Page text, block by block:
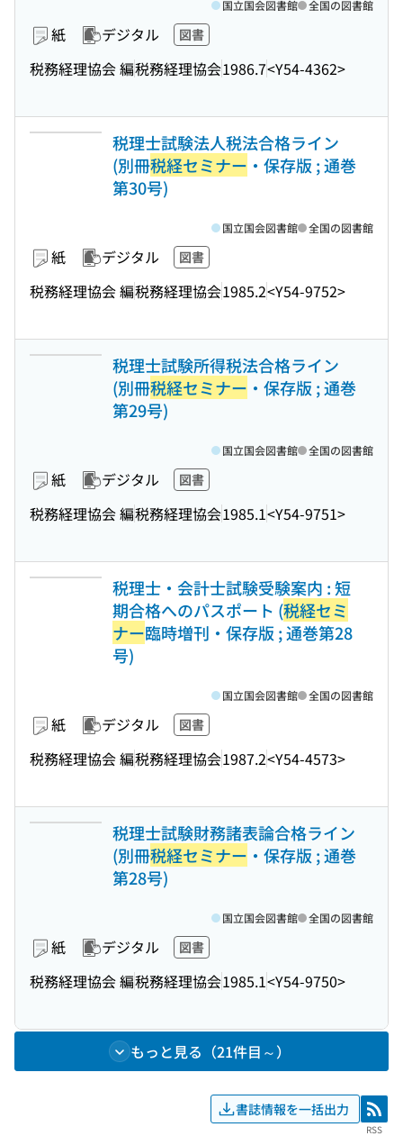
紙 デジタル 図書
税務経理協会 編税務経理協会1986.7<Y54-4362>
国立国会図書館 全国の図書館
税理士試験法人税法合格ライン
(別冊税経セミナー ・保存版 ; 通巻
第30号)
紙 デジタル 図書
税務経理協会 編税務経理協会1985.2<Y54-9752>
国立国会図書館 全国の図書館
税理士試験所得税法合格ライン
(別冊税経セミナー ・保存版 ; 通巻
第29号)
紙 デジタル 図書
税務経理協会 編税務経理協会1985.1<Y54-9751>
国立国会図書館 全国の図書館
税理士・会計士試験受験案内 : 短
期合格へのパスポート (税経セミ
ナー臨時増刊・保存版 ; 通巻第28
号)
紙 デジタル 図書
税務経理協会 編税務経理協会1987.2<Y54-4573>
国立国会図書館 全国の図書館
税理士試験財務諸表論合格ライン
(別冊税経セミナー ・保存版 ; 通巻
第28号)
紙 デジタル 図書
税務経理協会 編税務経理協会1985.1<Y54-9750>
国立国会図書館 全国の図書館
もっと見る（21件目～）
書誌情報を一括出力 RSS
RSS